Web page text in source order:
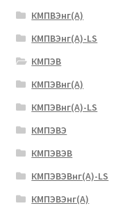
КМПВЭнг(А)
КМПВЭнг(А)-LS
КМПЭВ
КМПЭВнг(А)
КМПЭВнг(А)-LS
КМПЭВЭ
КМПЭВЭВ
КМПЭВЭВнг(А)-LS
КМПЭВЭнг(А)